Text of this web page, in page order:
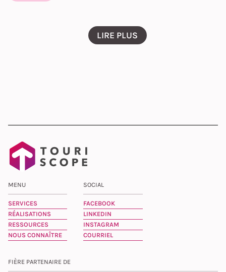
LIRE PLUS
MENU
SERVICES
RÉALISATIONS
RESSOURCES
NOUS CONNAÎTRE
SOCIAL
FACEBOOK
LINKEDIN
INSTAGRAM
COURRIEL
FIÈRE PARTENAIRE DE